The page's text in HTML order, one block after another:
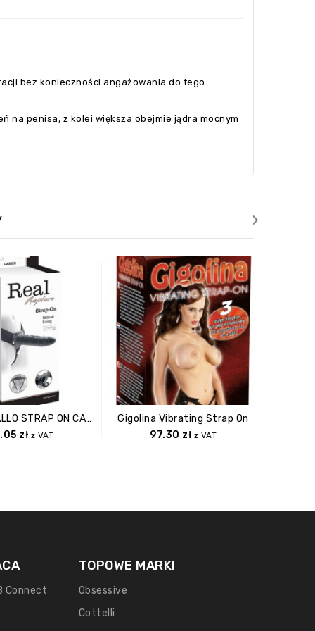
bez konieczności angażowania do tego
na penisa, z kolei większa obejmie jądra mocnym
Proteza FALLO STRAP ON CAVO REAL RAPTURE 8 BLACK
zł z VAT
Gigolina Vibrating Strap On
97.30 zł z VAT
›
Connect
TOPOWE MARKI
Obsessive
Cottelli